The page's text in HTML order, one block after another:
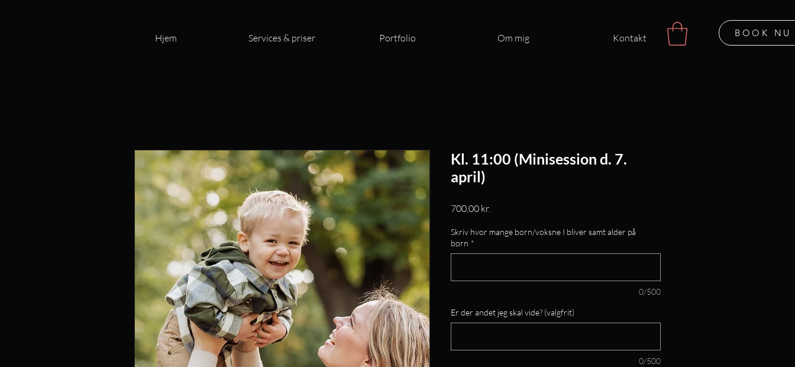
Hjem Services & priser Portfolio Om mig Kontakt BOOK NU
Kl. 11:00 (Minisession d. 7.
april)
700,00 kr.
Skriv hvor mange børn/voksne I bliver samt alder på
børn *
0/500
Er der andet jeg skal vide? (valgfrit)
0/500